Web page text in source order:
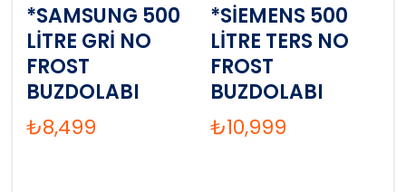
*SAMSUNG 500
LİTRE GRİ NO
FROST
BUZDOLABI
₺8,499
*SİEMENS 500
LİTRE TERS NO
FROST
BUZDOLABI
₺10,999